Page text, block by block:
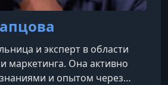
и эксперт в области
маркетинга. Она активно
и опытом через